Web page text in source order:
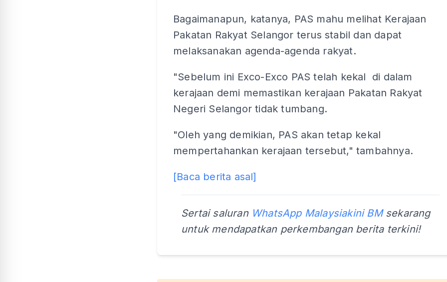
Bagaimanapun, katanya, PAS mahu melihat Kerajaan
Pakatan Rakyat Selangor terus stabil dan dapat
melaksanakan agenda-agenda rakyat.
"Sebelum ini Exco-Exco PAS telah kekal di dalam
kerajaan demi memastikan kerajaan Pakatan Rakyat
Negeri Selangor tidak tumbang.
"Oleh yang demikian, PAS akan tetap kekal
mempertahankan kerajaan tersebut," tambahnya.
[Baca berita asal]
Sertai saluran WhatsApp Malaysiakini BMsekarang
untuk mendapatkan perkembangan berita terkini!